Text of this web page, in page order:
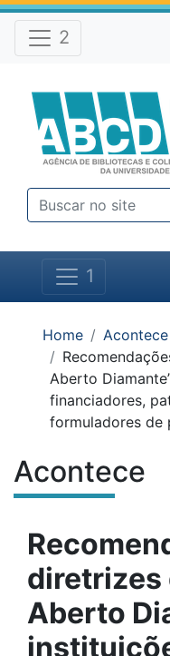
e Ferramentas
Ir para o conteúdo [1]
Ir para o menu [2]
Ir para a busca [3]
2
1
Home Acontece
Aberto
financiadores,
formuladores de
Conteúdo do site
Acontece
diretrizes
Aberto